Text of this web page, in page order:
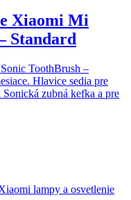
Xiaomi Mi
Standard
ToothBrush –
Hlavice sedia pre
zubná kefka a pre
lampy a osvetlenie